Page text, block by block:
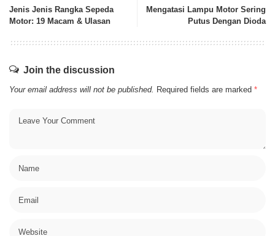
Jenis Jenis Rangka Sepeda
Motor: 19 Macam & Ulasan
Mengatasi Lampu Motor Sering
Putus Dengan Dioda
Join the discussion
Your email address will not be published. Required fields are marked *